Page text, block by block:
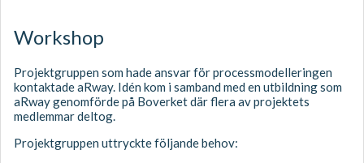
Workshop
Projektgruppen som hade ansvar för processmodelleringen
kontaktade aRway. Idén kom i samband med en utbildning som
aRway genomförde på Boverket där flera av projektets
medlemmar deltog.
Projektgruppen uttryckte följande behov: